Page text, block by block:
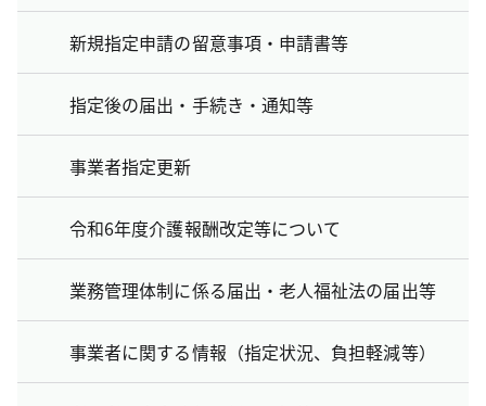
新規指定申請の留意事項・申請書等
指定後の届出・手続き・通知等
事業者指定更新
令和6年度介護報酬改定等について
業務管理体制に係る届出・老人福祉法の届出等
事業者に関する情報（指定状況、負担軽減等）